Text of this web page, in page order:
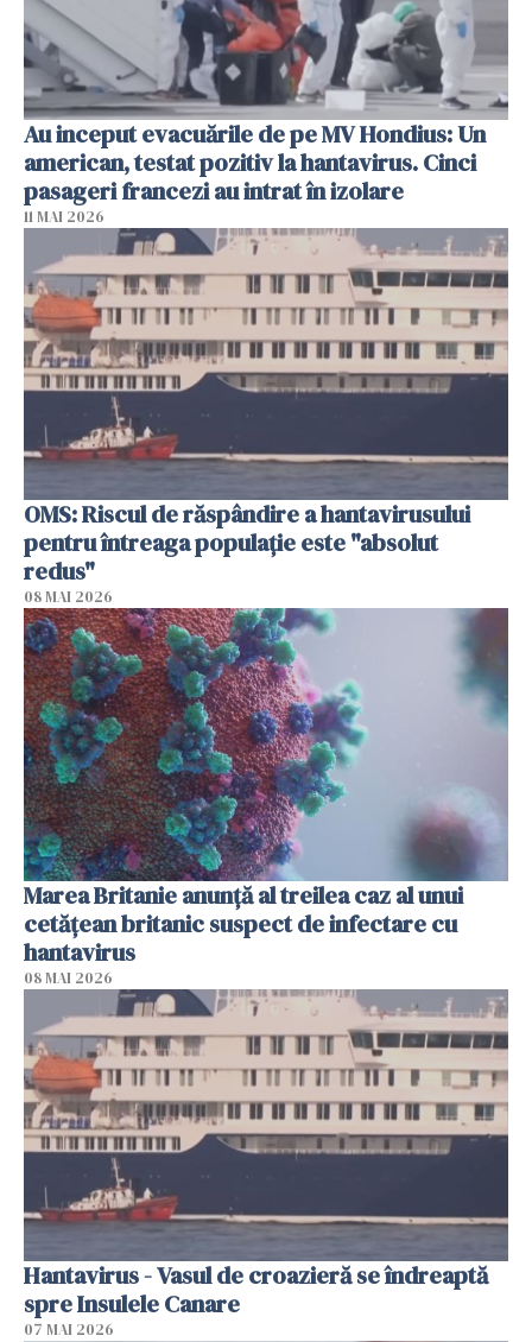
Au inceput evacuările de pe MV Hondius: Un
american, testat pozitiv la hantavirus. Cinci
pasageri francezi au intrat în izolare
11 MAI 2026
OMS: Riscul de răspândire a hantavirusului
pentru întreaga populaţie este "absolut
redus"
08 MAI 2026
Marea Britanie anunţă al treilea caz al unui
cetăţean britanic suspect de infectare cu
hantavirus
08 MAI 2026
Hantavirus - Vasul de croazieră se îndreaptă
spre Insulele Canare
07 MAI 2026